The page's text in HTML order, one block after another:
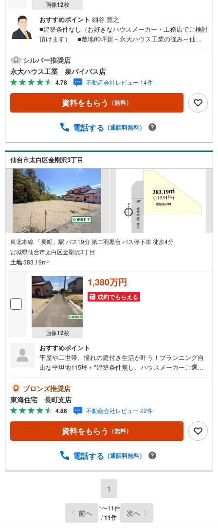
画像12枚
おすすめポイント 細谷 寛之
■建築条件なし（お好きなハウスメーカー・工務店でご検討
頂けます） ■敷地80坪超～永大ハウス工業の強み～仙台
の強みを大きく2つに分けてご紹介！1.＜豊富な不動産知識
＞戸建・マンション・土地...と種別を問わず不動産を取り
扱っております。更に教育施設や商業施設、子育て環境や
行政などの地域情報を総合し、お客様により良い物件選び
をして頂けるよう、しっかりとサポートさせて頂きます。
2.＜経験豊富なスタッフ＞当社では【購入】【売却】【引
もちろん、ご購入時に気になる住宅ローン各種税金につい
スペースも完備！お子様連れのご家族様で是非お越しくだ
さい。営業時間:10:00～18:00（定休日火・水曜日※店舗に
より変動あり）現地のご案内も可能ですので、どうぞお気
シルバー推奨店
永大ハウス工業 泉バイパス店
4.78 不動産会社レビュー 14件
資料をもらう （無料）
電話する （通話料無料）
仙台市太白区金剛沢3丁目
東北本線 「長町」駅 バス19分 第二羽黒台 バス停下車 徒歩4分
宮城県仙台市太白区金剛沢3丁目
土地383.19m2
画像12枚
1,380万円
成約でもらえる
おすすめポイント
平屋や二世帯、憧れの庭付き生活が叶う！プランニング自
由な平坦地115坪＋*建築条件無し、ハウスメーカーご選択
静な住宅街*上下水道:引込み有*都市ガス:前面道路配管あ
り・敷地内引込み管なし《教育環境》*金剛沢小学校 徒歩
13分（76m）*西多賀中学校 徒歩21分（663m）*西多賀幼
稚園 徒歩13分（990m）《生活環境》*セブンイレブン 仙
台八木山南店 徒歩10分（761m）*ウエルシア仙台八木山
南店 徒歩11分（851m）*総合病院仙台赤十字病院 徒歩1
ブロンズ推奨店
東海住宅 長町支店
4.86 不動産会社レビュー 22件
資料をもらう （無料）
電話する （通話料無料）
1
前へ 1〜11件
/11件 次へ